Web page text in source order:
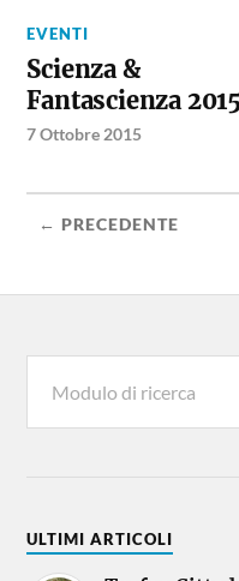
EVENTI
Scienza &
Fantascienza
7 Ottobre 2015
← PRECEDENTE
ULTIMI ARTICOLI